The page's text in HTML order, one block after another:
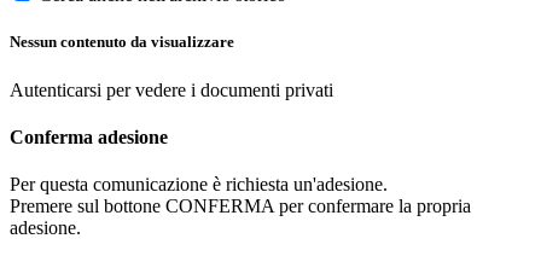
Nessun contenuto da visualizzare
Autenticarsi per vedere i documenti privati
Conferma adesione
Per questa comunicazione è richiesta un'adesione.
Premere sul bottone CONFERMA per confermare la propria
adesione.